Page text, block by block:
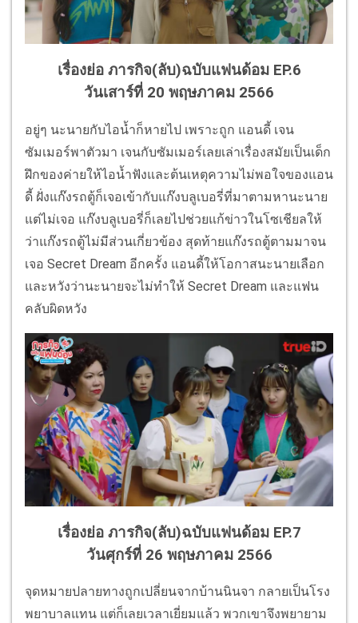
เรื่องย่อ ภารกิจ(ลับ)ฉบับแฟนด้อม EP.6
วันเสาร์ที่ 20 พฤษภาคม 2566
อยู่ๆ นะนายกับไอน้ำก็หายไป เพราะถูก แอนดี้ เจน
ซัมเมอร์พาตัวมา เจนกับซัมเมอร์เลยเล่าเรื่องสมัยเป็นเด็ก
ฝึกของค่ายให้ไอน้ำฟังและต้นเหตุความไม่พอใจของแอน
ดี้ ฝั่งแก๊งรถตู้ก็เจอเข้ากับแก๊งบลูเบอรี่ที่มาตามหานะนาย
แต่ไม่เจอ แก๊งบลูเบอรี่ก็เลยไปช่วยแก้ข่าวในโซเชียลให้
ว่าแก๊งรถตู้ไม่มีส่วนเกี่ยวข้อง สุดท้ายแก๊งรถตู้ตามมาจน
เจอ Secret Dream อีกครั้ง แอนดี้ให้โอกาสนะนายเลือก
และหวังว่านะนายจะไม่ทำให้ Secret Dream และแฟน
คลับผิดหวัง
เรื่องย่อ ภารกิจ(ลับ)ฉบับแฟนด้อม EP.7
วันศุกร์ที่ 26 พฤษภาคม 2566
จุดหมายปลายทางถูกเปลี่ยนจากบ้านนินจา กลายเป็นโรง
พยาบาลแทน แต่ก็เลยเวลาเยี่ยมแล้ว พวกเขาจึงพยายาม